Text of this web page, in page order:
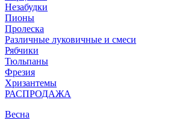
Незабудки
Пионы
Пролеска
Различные луковичные и смеси
Рябчики
Тюльпаны
Фрезия
Хризантемы
РАСПРОДАЖА
Весна